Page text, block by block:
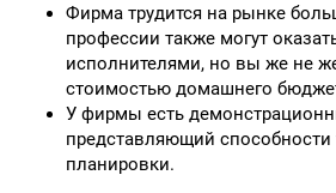
Фирма трудится на рынке
профессии также могут
исполнителями, но вы же не
стоимостью домашнего
У фирмы есть
представляющий способности
планировки.